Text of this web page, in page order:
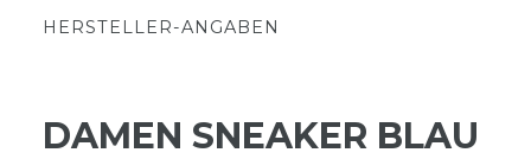
HERSTELLER-ANGABEN
DAMEN SNEAKER BLAU